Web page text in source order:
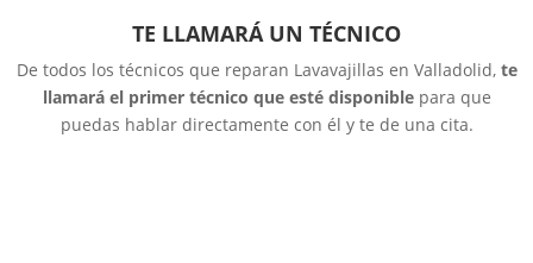
TE LLAMARÁ UN TÉCNICO
De todos los técnicos que reparan Lavavajillas en Valladolid, te
llamará el primer técnico que esté disponiblepara que
puedas hablar directamente con él y te de una cita.